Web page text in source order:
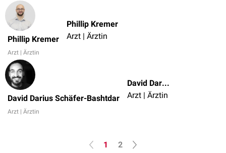
Phillip Kremer
Arzt | Ärztin
Phillip Kremer
Arzt | Ärztin
David Darius Schäfer-Bashtdar
Arzt | Ärztin
David Darius Schäfer-Bashtdar
Arzt | Ärztin
1
2